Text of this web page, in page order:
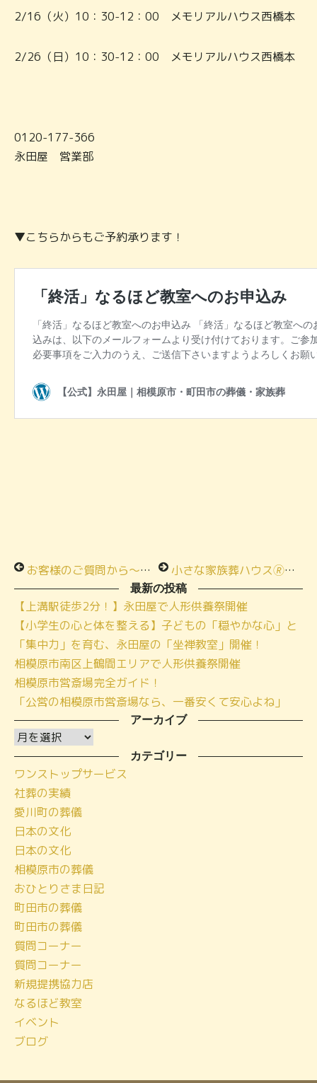
2/16（火）10：30-12：00 メモリアルハウス西橋本
2/26（日）10：30-12：00 メモリアルハウス西橋本
0120-177-366
永田屋 営業部
▼こちらからもご予約承ります！
お客様のご質問から～葬儀とマスク 小さな家族葬ハウス🄬上鶴間 グランドオープンイベント開催中！
最新の投稿
【上溝駅徒歩2分！】永田屋で人形供養祭開催
【小学生の心と体を整える】子どもの「穏やかな心」と
「集中力」を育む、永田屋の「坐禅教室」開催！
相模原市南区上鶴間エリアで人形供養祭開催
相模原市営斎場完全ガイド！
「公営の相模原市営斎場なら、一番安くて安心よね」
アーカイブ
ア
ー
カ
イ
ブ
カテゴリー
ワンストップサービス
社葬の実績
愛川町の葬儀
日本の文化
日本の文化
相模原市の葬儀
おひとりさま日記
町田市の葬儀
町田市の葬儀
質問コーナー
質問コーナー
新規提携協力店
なるほど教室
イベント
ブログ